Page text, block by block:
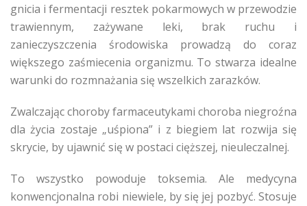
gnicia i fermentacji resztek pokarmowych w przewodzie
trawiennym, zażywane leki, brak ruchu i
zanieczyszczenia środowiska prowadzą do coraz
większego zaśmiecenia organizmu. To stwarza idealne
warunki do rozmnażania się wszelkich zarazków.
Zwalczając choroby farmaceutykami choroba niegroźna
dla życia zostaje „uśpiona” i z biegiem lat rozwija się
skrycie, by ujawnić się w postaci cięższej, nieuleczalnej.
To wszystko powoduje toksemia. Ale medycyna
konwencjonalna robi niewiele, by się jej pozbyć. Stosuje